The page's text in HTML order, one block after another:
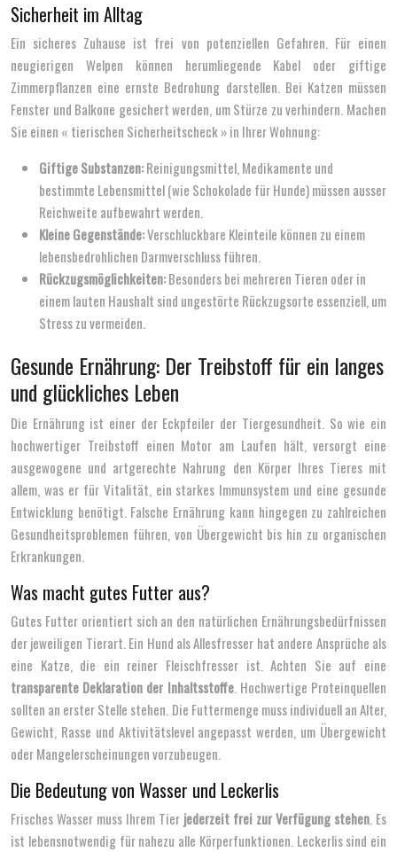
Sicherheit im Alltag
Ein sicheres Zuhause ist frei von potenziellen Gefahren. Für einen
neugierigen Welpen können herumliegende Kabel oder giftige
Zimmerpflanzen eine ernste Bedrohung darstellen. Bei Katzen müssen
Fenster und Balkone gesichert werden, um Stürze zu verhindern. Machen
Sie einen « tierischen Sicherheitscheck » in Ihrer Wohnung:
Giftige Substanzen:Reinigungsmittel, Medikamente und
bestimmte Lebensmittel (wie Schokolade für Hunde) müssen ausser
Reichweite aufbewahrt werden.
Kleine Gegenstände:Verschluckbare Kleinteile können zu einem
lebensbedrohlichen Darmverschluss führen.
Rückzugsmöglichkeiten:Besonders bei mehreren Tieren oder in
einem lauten Haushalt sind ungestörte Rückzugsorte essenziell, um
Stress zu vermeiden.
Gesunde Ernährung: Der Treibstoff für ein langes
und glückliches Leben
Die Ernährung ist einer der Eckpfeiler der Tiergesundheit. So wie ein
hochwertiger Treibstoff einen Motor am Laufen hält, versorgt eine
ausgewogene und artgerechte Nahrung den Körper Ihres Tieres mit
allem, was er für Vitalität, ein starkes Immunsystem und eine gesunde
Entwicklung benötigt. Falsche Ernährung kann hingegen zu zahlreichen
Gesundheitsproblemen führen, von Übergewicht bis hin zu organischen
Erkrankungen.
Was macht gutes Futter aus?
Gutes Futter orientiert sich an den natürlichen Ernährungsbedürfnissen
der jeweiligen Tierart. Ein Hund als Allesfresser hat andere Ansprüche als
eine Katze, die ein reiner Fleischfresser ist. Achten Sie auf eine
transparente Deklaration der Inhaltsstoffe. Hochwertige Proteinquellen
sollten an erster Stelle stehen. Die Futtermenge muss individuell an Alter,
Gewicht, Rasse und Aktivitätslevel angepasst werden, um Übergewicht
oder Mangelerscheinungen vorzubeugen.
Die Bedeutung von Wasser und Leckerlis
Frisches Wasser muss Ihrem Tier jederzeit frei zur Verfügung stehen . Es
ist lebensnotwendig für nahezu alle Körperfunktionen. Leckerlis sind ein